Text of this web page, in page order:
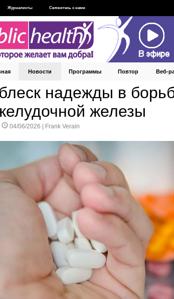
надежды в
железы
04/06/2026 | Frank Verain
Журналисты Свяжитесь с нами
Новости Программы Повтор